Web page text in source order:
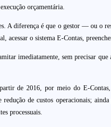
orçamentária.
A diferença é que o gestor — ou o
o sistema E-Contas,
imediatamente, sem precisar
de 2016, por meio do E-
de custos operacionais;
processuais.